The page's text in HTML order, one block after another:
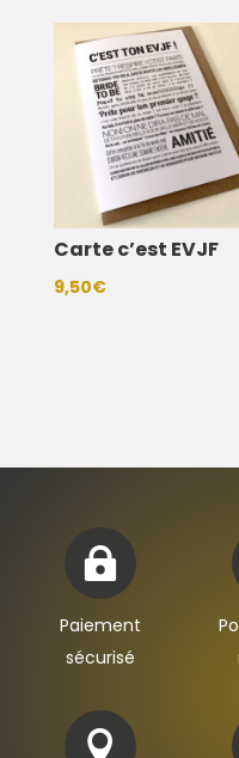
Carte c’est EVJF
9,50€

Paiement
sécurisé
